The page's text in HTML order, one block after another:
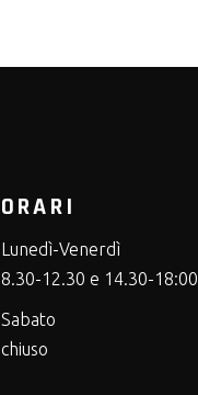
ORARI
Lunedì-Venerdì
8.30-12.30 e 14.30-18:00
Sabato
chiuso